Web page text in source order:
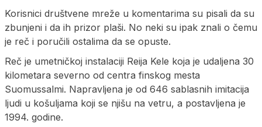
Korisnici društvene mreže u komentarima su pisali da su
zbunjeni i da ih prizor plaši. No neki su ipak znali o čemu
je reč i poručili ostalima da se opuste.
Reč je umetničkoj instalaciji Reija Kele koja je udaljena 30
kilometara severno od centra finskog mesta
Suomussalmi. Napravljena je od 646 sablasnih imitacija
ljudi u košuljama koji se njišu na vetru, a postavljena je
1994. godine.